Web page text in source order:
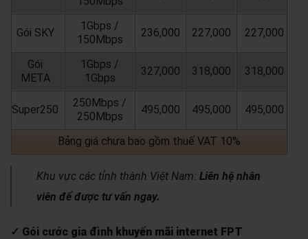
Gói SKY
1Gbps /
150Mbps
236,000 227,000 227,000
Gói
META
1Gbps /
1Gbps
327,000 318,000 318,000
Super250
250Mbps /
250Mbps
495,000 495,000 495,000
Bảng giá chưa bao gồm thuế VAT 10%
Khu vực các tỉnh thành Việt Nam: Liên hệ nhân
viên để được tư vấn ngay.
✓ Gói cước gia đình khuyến mãi internet FPT